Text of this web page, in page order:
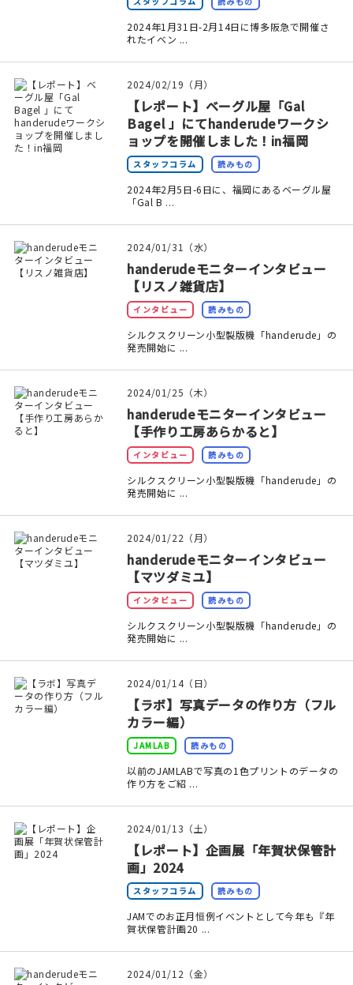
台湾グッズ
在庫限り
読みもの
イベント・ワークショップ
お買い物ガイド
2024年1月31日-2月14日に博多阪急で開催さ
れたイベン ...
2024/02/19（月）
【レポート】ベーグル屋「Gal
Bagel 」にてhanderudeワークシ
ョップを開催しました！in福岡
スタッフコラム 読みもの
2024年2月5日-6日に、福岡にあるベーグル屋
「Gal B ...
2024/01/31（水）
handerudeモニターインタビュー
【リスノ雑貨店】
インタビュー 読みもの
シルクスクリーン小型製版機「handerude」の
発売開始に ...
2024/01/25（木）
handerudeモニターインタビュー
【手作り工房あらかると】
インタビュー 読みもの
シルクスクリーン小型製版機「handerude」の
発売開始に ...
2024/01/22（月）
handerudeモニターインタビュー
【マツダミユ】
インタビュー 読みもの
シルクスクリーン小型製版機「handerude」の
発売開始に ...
2024/01/14（日）
【ラボ】写真データの作り方（フル
カラー編）
JAMLAB 読みもの
以前のJAMLABで写真の1色プリントのデータの
作り方をご紹 ...
2024/01/13（土）
【レポート】企画展「年賀状保管計
画」2024
スタッフコラム 読みもの
JAMでのお正月恒例イベントとして今年も『年
賀状保管計画20 ...
2024/01/12（金）